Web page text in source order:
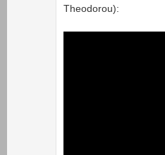
Theodorou):